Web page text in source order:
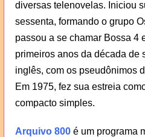
diversas telenovelas. Iniciou
sessenta, formando o grupo
passou a se chamar Bossa 4
primeiros anos da década de
inglês, com os pseudônimos
Em 1975, fez sua estreia
compacto simples.
Arquivo 800é um programa